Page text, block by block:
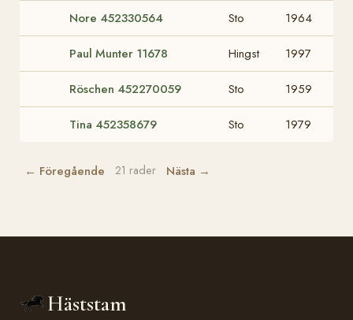
Nore 452330564 Sto 1964
Paul Munter 11678 Hingst 1997
Röschen 452270059 Sto 1959
Tina 452358679 Sto 1979
← Föregående 21 rader Nästa →
Häststam